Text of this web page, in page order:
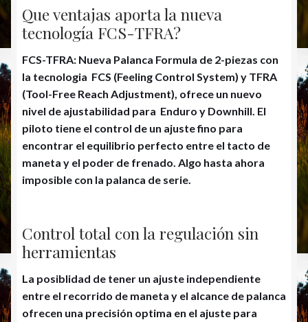
Que ventajas aporta la nueva
tecnología FCS-TFRA?
FCS-TFRA: Nueva Palanca Formula de 2-piezas con
la tecnologia FCS (Feeling Control System) y TFRA
(Tool-Free Reach Adjustment), ofrece un nuevo
nivel de ajustabilidad para Enduro y Downhill. El
piloto tiene el control de un ajuste fino para
encontrar el equilibrio perfecto entre el tacto de
maneta y el poder de frenado. Algo hasta ahora
imposible con la palanca de serie.
Control total con la regulación sin
herramientas
La posiblidad de tener un ajuste independiente
entre el recorrido de maneta y el alcance de palanca
ofrecen una precisión optima en el ajuste para